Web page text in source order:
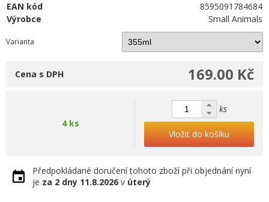
EAN kód
8595091784684
Výrobce
Small Animals
Varianta
169.00 Kč
Cena s DPH
4 ks
ks
Vložit do košíku
Předpokládané doručení tohoto zboží při objednání nyní
je za 2 dny 11.8.2026 v úterý